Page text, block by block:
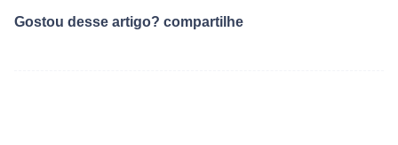
Gostou desse artigo? compartilhe